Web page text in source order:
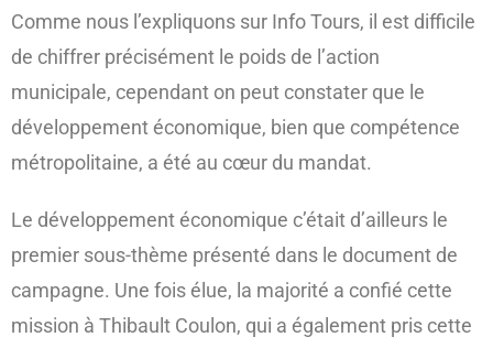
Comme nous l’expliquons sur Info Tours, il est difficile
de chiffrer précisément le poids de l’action
municipale, cependant on peut constater que le
développement économique, bien que compétence
métropolitaine, a été au cœur du mandat.
Le développement économique c’était d’ailleurs le
premier sous-thème présenté dans le document de
campagne. Une fois élue, la majorité a confié cette
mission à Thibault Coulon, qui a également pris cette